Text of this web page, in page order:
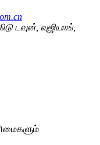
டவுன், வுஜியாங்,